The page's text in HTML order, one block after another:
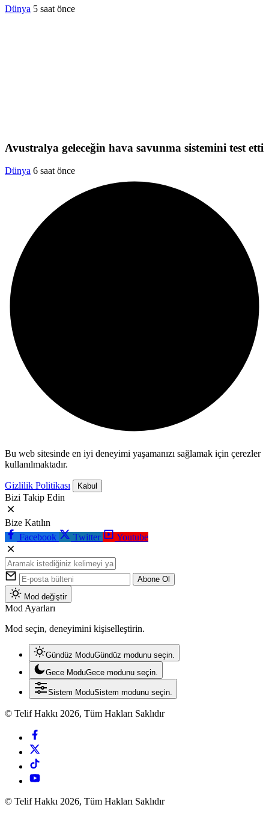
Dünya 5 saat önce
Avustralya geleceğin hava savunma sistemini test etti
Dünya 6 saat önce
Bu web sitesinde en iyi deneyimi yaşamanızı sağlamak için çerezler
kullanılmaktadır.
Gizlilik Politikası Kabul
Bizi Takip Edin
Bize Katılın
Facebook
Twitter Youtube
Abone Ol
Mod değiştir
Mod Ayarları
Mod seçin, deneyimini kişiselleştirin.
Gündüz ModuGündüz modunu seçin.
Gece ModuGece modunu seçin.
Sistem ModuSistem modunu seçin.
© Telif Hakkı 2026, Tüm Hakları Saklıdır
© Telif Hakkı 2026, Tüm Hakları Saklıdır